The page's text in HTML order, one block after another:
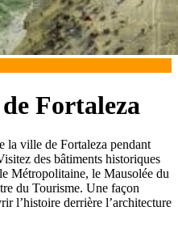
Fortaleza
la ville de Fortaleza pendant
des bâtiments historiques
Métropolitaine, le Mausolée du
du Tourisme. Une façon
l’histoire derrière l’architecture